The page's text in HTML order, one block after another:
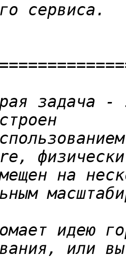
задача -
на
идею